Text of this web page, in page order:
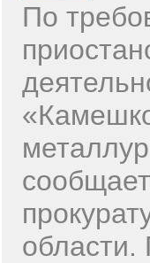
По
области.